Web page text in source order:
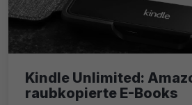
Kindle Unlimited:
raubkopierte E-Books